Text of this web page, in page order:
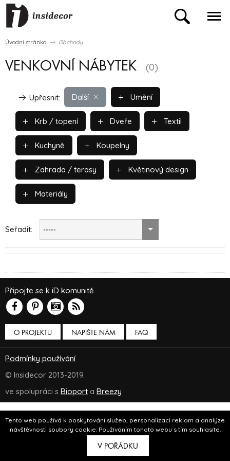
Tento web používá k poskytování služeb, personalizaci reklam a analýze
návštěvnosti soubory cookie. Používáním tohoto webu s tím souhlasíte.
V POŘÁDKU
Úvodní stránka Obchody
VENKOVNÍ NÁBYTEK (0)
Další
Upřesnit: Umění
Krb / topení Dveře Textil
Kuchyně Koupelny
Zahrada / terasy Květinový design
Materiály
Seřadit: -----
O PROJEKTU NAPIŠTE NÁM
Připojte se k iD komunitě
FAQ
Podmínky používání
© Insidecor 2013-2019.
ve spolupráci s Bioport a Breezy